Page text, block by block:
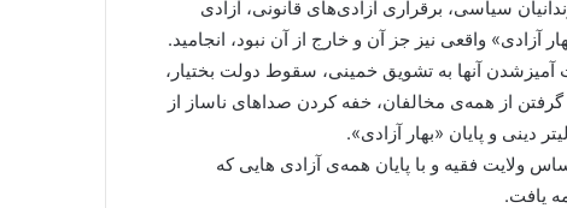
سیاسی، برقراری آزادی‌های قانونی، آزادی
واقعی نیز جز آن و خارج از آن نبود، انجامید.
آنها به تشویق خمینی، سقوط دولت بختیار،
از همه‌ی مخالفان، خفه کردن صداهای ناساز از
دینی و پایان «بهار آزادی».
ولایت فقیه و با پایان همه‌ی آزادی هایی که
یافت.